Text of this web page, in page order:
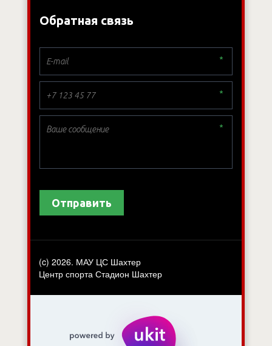
Обратная связь
*
*
*
Отправить
(c) 2026. МАУ ЦС Шахтер
Центр спорта Стадион Шахтер